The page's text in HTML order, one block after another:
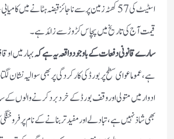
اسٹیٹ کی 57کھٹہ زمین پر سے نا جائز قبضہ ہٹانے میں
قیمت آج کی تاریخ میں پچاس کڑوڑ سے زائد ہے ۔
سارے قانونی دفعات کے با وجود واقعہ یہ ہے کہبہار میں
ہے ، عموما عوای سطح پر بورڈ کی کار کردگی پر بھی سوالیہ نشان
ادوار میں متولی اور وقف بورڈ کے خرد برد کرنے والوں
بھی شاذنہیں ہے ، تبادلے اور مفید تر بنانے کے نام پر فروختگی